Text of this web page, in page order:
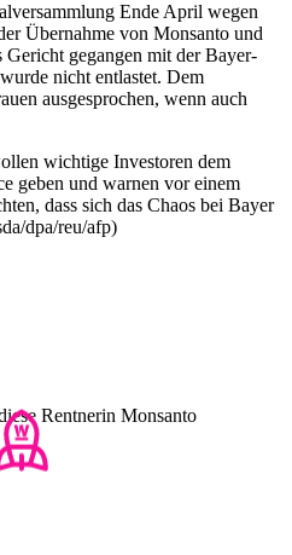
Ende April wegen
Übernahme von Monsanto und
gegangen mit der Bayer-
nicht entlastet. Dem
ausgesprochen, wenn auch
wichtige Investoren dem
geben und warnen vor einem
dass sich das Chaos bei Bayer
dpa/reu/afp)
Rentnerin Monsanto